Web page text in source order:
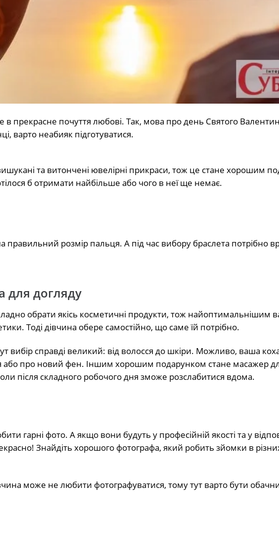
в прекрасне почуття любові. Так, мова про день Святого
варто неабияк підготуватися.
та витончені ювелірні прикраси, тож це стане хорошим
б отримати найбільше або чого в неї ще немає.
розмір пальця. А під час вибору браслета потрібно
для догляду
обрати якісь косметичні продукти, тож найоптимальнішим
Тоді дівчина обере самостійно, що саме їй потрібно.
вибір справді великий: від волосся до шкіри. Можливо, ваша
або про новий фен. Іншим хорошим подарунком стане масажер
після складного робочого дня зможе розслабитися вдома.
гарні фото. А якщо вони будуть у професійній якості та у
Знайдіть хорошого фотографа, який робить зйомки в
може не любити фотографуватися, тому тут варто бути